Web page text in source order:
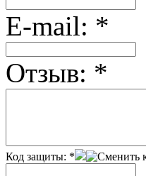
Е-mail: *
Отзыв: *
Код защиты: *